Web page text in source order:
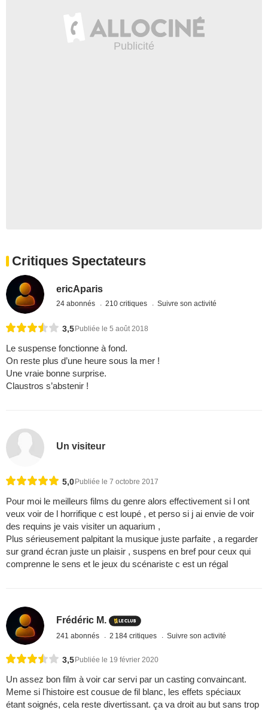
Critiques Spectateurs
ericAparis
24 abonnés 210 critiques Suivre son activité
3,5Publiée le 5 août 2018
Le suspense fonctionne à fond.
On reste plus d’une heure sous la mer !
Une vraie bonne surprise.
Claustros s’abstenir !
Un visiteur
5,0 Publiée le 7 octobre 2017
Pour moi le meilleurs films du genre alors effectivement si l ont
veux voir de l horrifique c est loupé , et perso si j ai envie de voir
des requins je vais visiter un aquarium ,
Plus sérieusement palpitant la musique juste parfaite , a regarder
sur grand écran juste un plaisir , suspens en bref pour ceux qui
comprenne le sens et le jeux du scénariste c est un régal
Frédéric M.
241 abonnés 2 184 critiques Suivre son activité
3,5 Publiée le 19 février 2020
Un assez bon film à voir car servi par un casting convaincant.
Meme si l'histoire est cousue de fil blanc, les effets spéciaux
étant soignés, cela reste divertissant. ça va droit au but sans trop